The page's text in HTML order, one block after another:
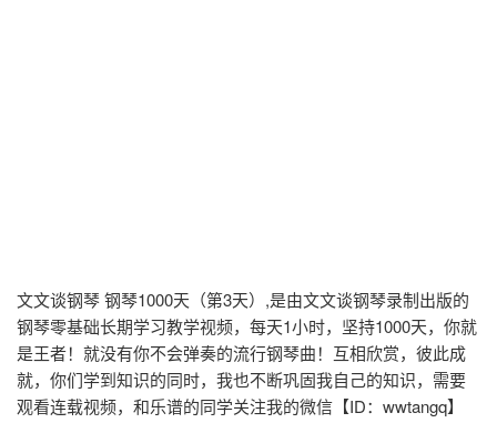
文文谈钢琴 钢琴1000天（第3天）,是由文文谈钢琴录制出版的
钢琴零基础长期学习教学视频，每天1小时，坚持1000天，你就
是王者！就没有你不会弹奏的流行钢琴曲！互相欣赏，彼此成
就，你们学到知识的同时，我也不断巩固我自己的知识，需要
观看连载视频，和乐谱的同学关注我的微信【ID：wwtangq】